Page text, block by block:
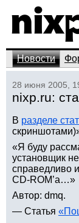
Новости
28 июня 2005,
nixp.ru:
В разделе
«Я буду
установщик
справедливо
CD-ROM’а…»
Автор: dmq.
— Статья